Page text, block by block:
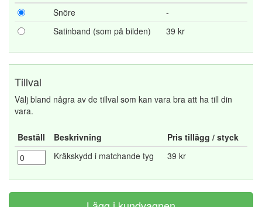
Snöre
-
Satinband (som på bilden)
39 kr
Tillval
Välj bland några av de tillval som kan vara bra att ha till din
vara.
Beställ Beskrivning
Pris tillägg / styck
Kräkskydd i matchande tyg
39 kr